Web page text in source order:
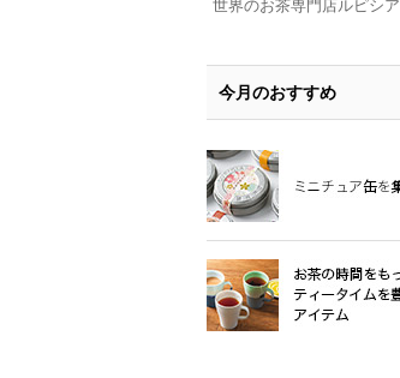
世界のお茶専門店ルピシア
今月のおすすめ